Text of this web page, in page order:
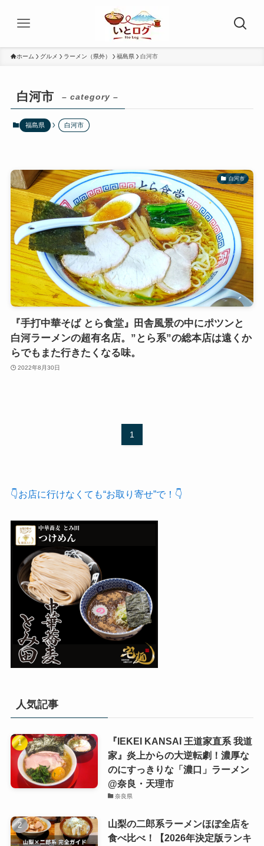
ホーム グルメ ラーメン（県外） 福島県 白河市
白河市 – category –
福島県 白河市
白河市
『手打中華そば とら食堂』田舎風景の中にポツンと
白河ラーメンの超有名店。”とら系”の総本店は遠くか
らでもまた行きたくなる味。
2022年8月30日
1
👇お店に行けなくても“お取り寄せ”で！👇
人気記事
『IEKEI KANSAI 王道家直系 我道
家』炎上からの大逆転劇！濃厚な
のにすっきりな「濃口」ラーメン
@奈良・天理市
奈良県
山梨の二郎系ラーメンほぼ全店を
食べ比べ！【2026年決定版ランキ